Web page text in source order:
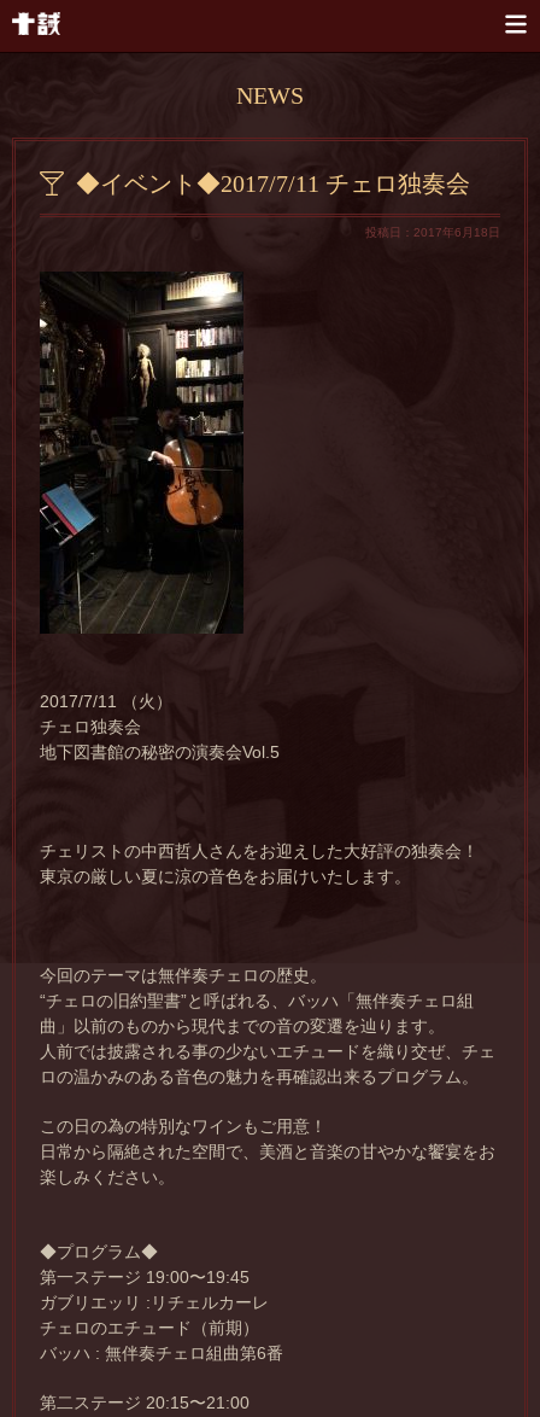
NEWS
◆イベント◆2017/7/11 チェロ独奏会
投稿日：2017年6月18日
2017/7/11 （火）
チェロ独奏会
地下図書館の秘密の演奏会Vol.5
チェリストの中西哲人さんをお迎えした大好評の独奏会！
東京の厳しい夏に涼の音色をお届けいたします。
今回のテーマは無伴奏チェロの歴史。
“チェロの旧約聖書”と呼ばれる、バッハ「無伴奏チェロ組
曲」以前のものから現代までの音の変遷を辿ります。
人前では披露される事の少ないエチュードを織り交ぜ、チェ
ロの温かみのある音色の魅力を再確認出来るプログラム。
この日の為の特別なワインもご用意！
日常から隔絶された空間で、美酒と音楽の甘やかな饗宴をお
楽しみください。
◆プログラム◆
第一ステージ 19:00〜19:45
ガブリエッリ :リチェルカーレ
チェロのエチュード（前期）
バッハ : 無伴奏チェロ組曲第6番
第二ステージ 20:15〜21:00